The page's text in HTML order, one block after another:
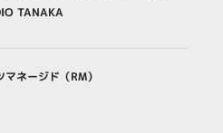
TANAKA
マネージド（RM）